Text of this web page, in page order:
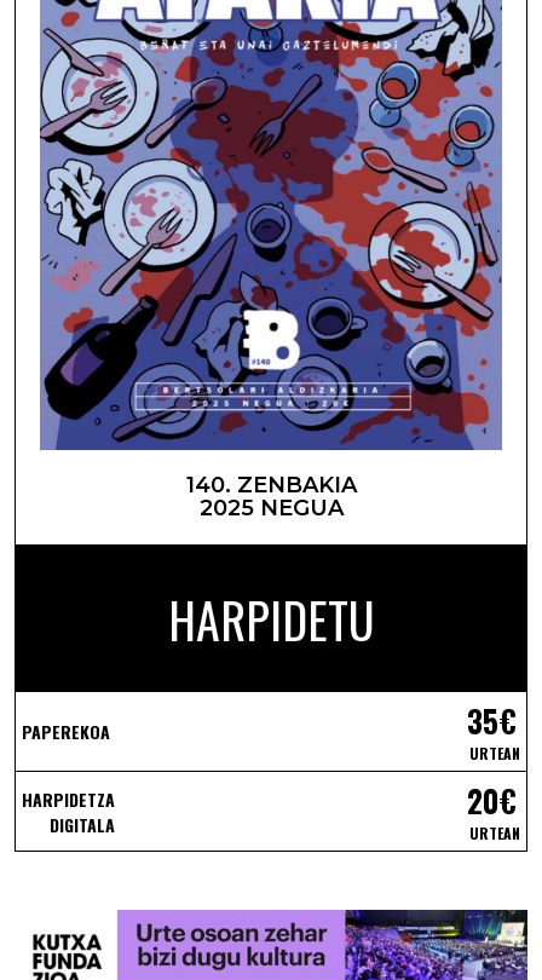
140. ZENBAKIA
2025 NEGUA
HARPIDETU
PAPEREKOA 35€
URTEAN
HARPIDETZA
DIGITALA
20€
URTEAN